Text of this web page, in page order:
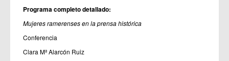
Programa completo detallado:
Mujeres ramerenses en la prensa histórica
Conferencia
Clara Mª Alarcón Ruiz